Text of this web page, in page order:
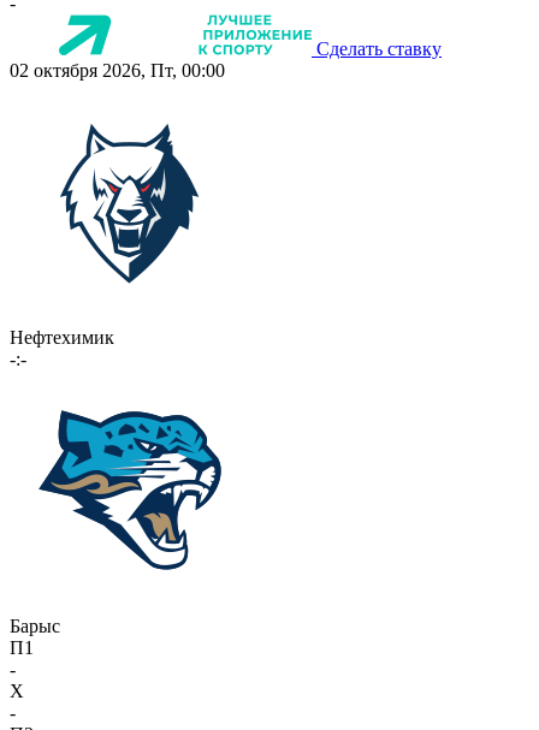
Сделать ставку
02 октября 2026, Пт, 00:00
Нефтехимик
-:-
Барыс
П1
-
X
-